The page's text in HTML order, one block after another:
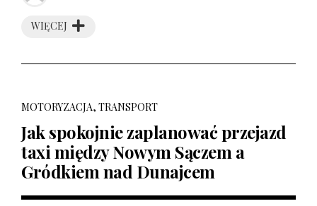
WIĘCEJ
MOTORYZACJA, TRANSPORT
Jak spokojnie zaplanować przejazd
taxi między Nowym Sączem a
Gródkiem nad Dunajcem